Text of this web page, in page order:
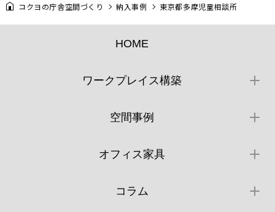
コクヨの庁舎空間づくり 納入事例 東京都多摩児童相談所
HOME
ワークプレイス構築
空間事例
オフィス家具
コラム